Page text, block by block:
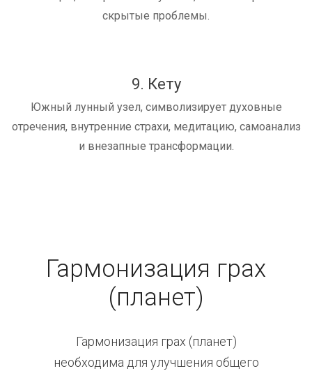
скрытые проблемы.
9. Кету
Южный лунный узел, символизирует духовные
отречения, внутренние страхи, медитацию, самоанализ
и внезапные трансформации.
Гармонизация грах
(планет)
Гармонизация грах (планет)
необходима для улучшения общего